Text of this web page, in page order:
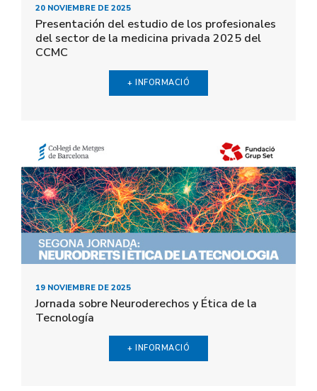
20 NOVIEMBRE DE 2025
Presentación del estudio de los profesionales
del sector de la medicina privada 2025 del
CCMC
+ INFORMACIÓ
19 NOVIEMBRE DE 2025
Jornada sobre Neuroderechos y Ética de la
Tecnología
+ INFORMACIÓ